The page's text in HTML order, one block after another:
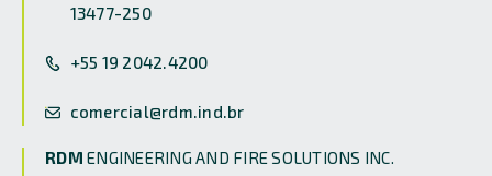
13477-250
+55 19 2042.4200
comercial@rdm.ind.br
RDM ENGINEERING AND FIRE SOLUTIONS INC.